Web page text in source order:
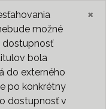
možné
dostupnosť
bola
do externého
po konkrétny
dostupnosť v
×